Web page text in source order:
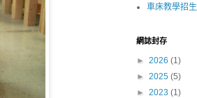
車床教學招生
網誌封存
► 2026 (1)
► 2025 (5)
► 2023 (1)